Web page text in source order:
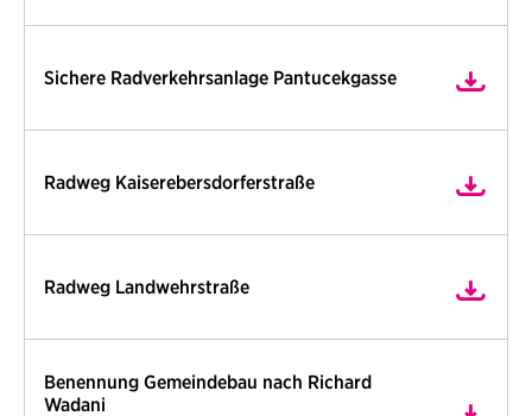
Sichere Radverkehrsanlage Pantucekgasse
Radweg Kaiserebersdorferstraße
Radweg Landwehrstraße
Benennung Gemeindebau nach Richard
Wadani